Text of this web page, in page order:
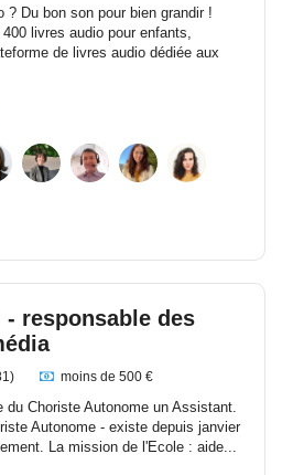
? Du bon son pour bien grandir !
livres audio pour enfants,
de livres audio dédiée aux
responsable des
moins de 500 €
du Choriste Autonome un Assistant.
Autonome - existe depuis janvier
La mission de l'Ecole : aide...